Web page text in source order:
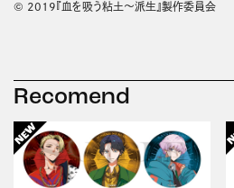
© 2019『血を吸う粘土～派生』製作委員会
Recomend